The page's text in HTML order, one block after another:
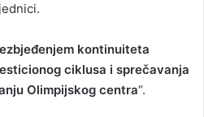
kontinuiteta
ciklusa i sprečavanja
Olimpijskog centra“.